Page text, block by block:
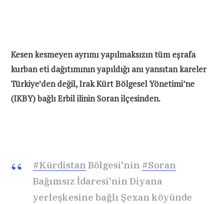
Kesen kesmeyen ayrımı yapılmaksızın tüm eşrafa
kurban eti dağıtımının yapıldığı anı yansıtan kareler
Türkiye’den değil, Irak Kürt Bölgesel Yönetimi’ne
(IKBY) bağlı Erbil ilinin Soran ilçesinden.
#Kürdistan Bölgesi'nin #Soran
Bağımsız İdaresi'nin Diyana
yerleşkesine bağlı Şexan köyünde